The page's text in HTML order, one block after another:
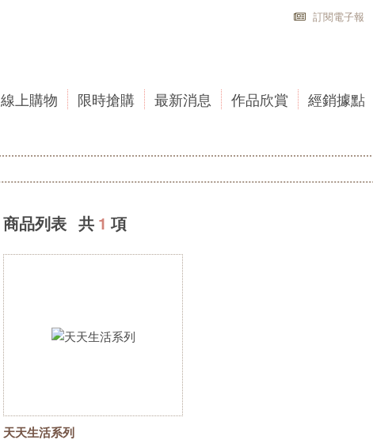
訂閱電子報
線上購物 限時搶購 最新消息 作品欣賞 經銷據點
商品列表 共 1 項
天天生活系列